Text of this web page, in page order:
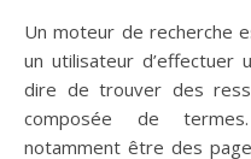
Un moteur de recherche est une application permettant à
un utilisateur d’effectuer
dire de trouver des
composée de
notamment être des